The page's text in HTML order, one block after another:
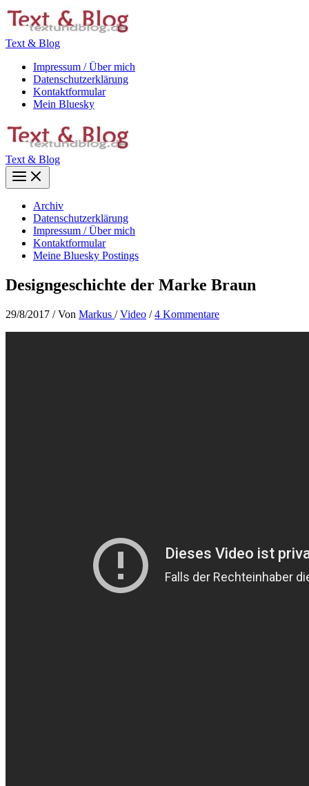
Zum
Inhalt
Text & Blog
Impressum / Über mich
Datenschutzerklärung
Kontaktformular
Mein Bluesky
Text & Blog
Main
Menu
Archiv
Datenschutzerklärung
Impressum / Über mich
Kontaktformular
Meine Bluesky Postings
Designgeschichte der Marke Braun
29/8/2017 / Von Markus /Video /4 Kommentare